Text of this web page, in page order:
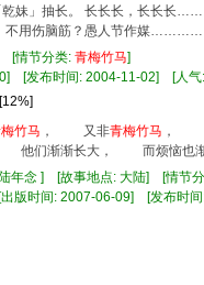
乾妹」抽长。 长长长，长长长
用伤脑筋？愚人节作媒…………
[情节分类: 青梅竹马]
[发布时间: 2004-11-02] [人
梅竹马 ， 又非青梅竹马 ，
们渐渐长大， 而烦恼也渐
陆年念 ] [故事地点: 大陆] [情节
版时间: 2007-06-09] [发布时